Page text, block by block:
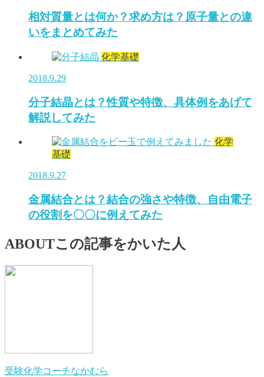
相対質量とは何か？求め方は？原子量との違
いをまとめてみた
化学基礎
2018.9.29
分子結晶とは？性質や特徴、具体例をあげて
解説してみた
化学
基礎
2018.9.27
金属結合とは？結合の強さや特徴、自由電子
の役割を〇〇に例えてみた
ABOUTこの記事をかいた人
受験化学コーチなかむら